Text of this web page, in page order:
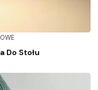
Do Stołu